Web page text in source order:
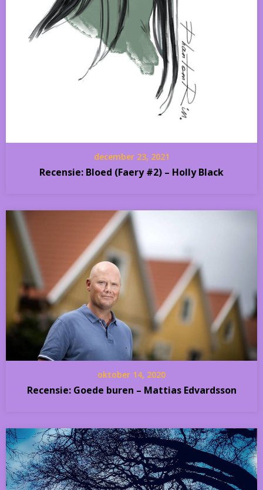
december 23, 2021
Recensie: Bloed (Faery #2) – Holly Black
oktober 14, 2020
Recensie: Goede buren – Mattias Edvardsson